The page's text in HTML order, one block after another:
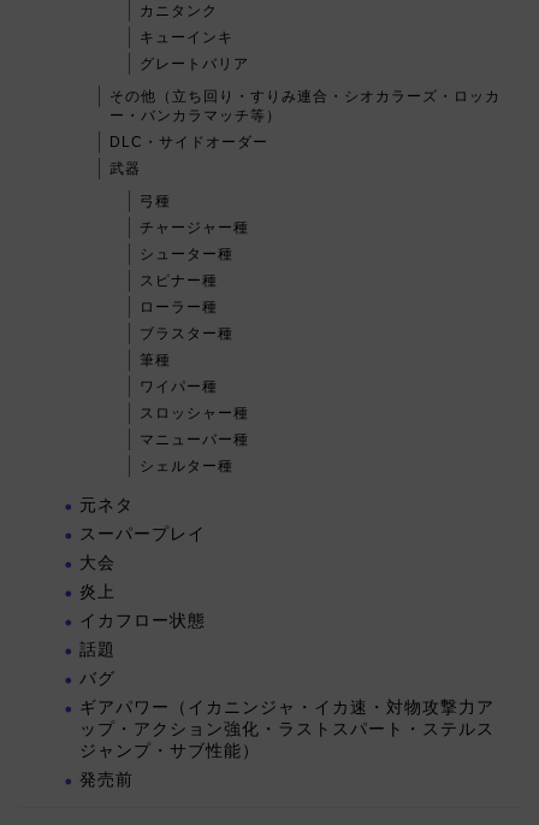
カニタンク
キューインキ
グレートバリア
その他（立ち回り・すりみ連合・シオカラーズ・ロッカ
ー・バンカラマッチ等）
DLC・サイドオーダー
武器
弓種
チャージャー種
シューター種
スピナー種
ローラー種
ブラスター種
筆種
ワイパー種
スロッシャー種
マニューバー種
シェルター種
元ネタ
スーパープレイ
大会
炎上
イカフロー状態
話題
バグ
ギアパワー（イカニンジャ・イカ速・対物攻撃力ア
ップ・アクション強化・ラストスパート・ステルス
ジャンプ・サブ性能）
発売前